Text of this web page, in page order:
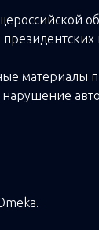
материалы
.